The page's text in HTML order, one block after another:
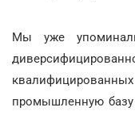
Мы уже
промышленную